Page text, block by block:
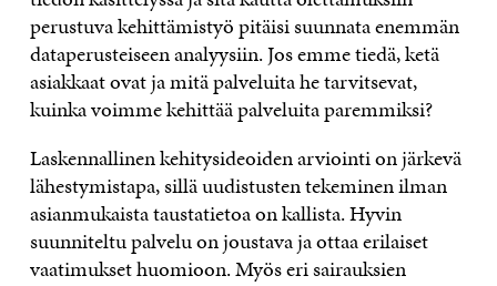
perustuva kehittämistyö pitäisi suunnata enemmän
dataperusteiseen analyysiin. Jos emme tiedä, ketä
asiakkaat ovat ja mitä palveluita he tarvitsevat,
kuinka voimme kehittää palveluita paremmiksi?
Laskennallinen kehitysideoiden arviointi on järkevä
lähestymistapa, sillä uudistusten tekeminen ilman
asianmukaista taustatietoa on kallista. Hyvin
suunniteltu palvelu on joustava ja ottaa erilaiset
vaatimukset huomioon. Myös eri sairauksien